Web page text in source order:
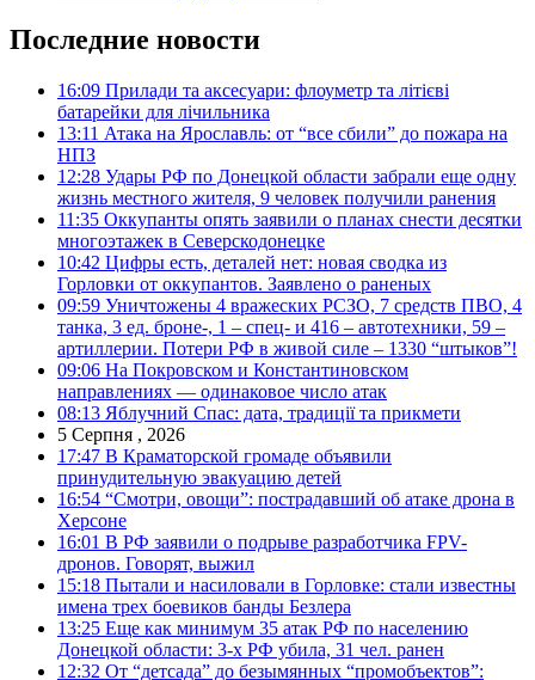
Последние новости
16:09 Прилади та аксесуари: флоуметр та літієві
батарейки для лічильника
13:11 Атака на Ярославль: от “все сбили” до пожара на
НПЗ
12:28 Удары РФ по Донецкой области забрали еще одну
жизнь местного жителя, 9 человек получили ранения
11:35 Оккупанты опять заявили о планах снести десятки
многоэтажек в Северскодонецке
10:42 Цифры есть, деталей нет: новая сводка из
Горловки от оккупантов. Заявлено о раненых
09:59 Уничтожены 4 вражеских РСЗО, 7 средств ПВО, 4
танка, 3 ед. броне-, 1 – спец- и 416 – автотехники, 59 –
артиллерии. Потери РФ в живой силе – 1330 “штыков”!
09:06 На Покровском и Константиновском
направлениях — одинаковое число атак
08:13 Яблучний Спас: дата, традиції та прикмети
5 Серпня , 2026
17:47 В Краматорской громаде объявили
принудительную эвакуацию детей
16:54 “Смотри, овощи”: пострадавший об атаке дрона в
Херсоне
16:01 В РФ заявили о подрыве разработчика FPV-
дронов. Говорят, выжил
15:18 Пытали и насиловали в Горловке: стали известны
имена трех боевиков банды Безлера
13:25 Еще как минимум 35 атак РФ по населению
Донецкой области: 3-х РФ убила, 31 чел. ранен
12:32 От “детсада” до безымянных “промобъектов”: